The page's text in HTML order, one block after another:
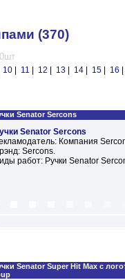
(370)
10| 11 12 13 14| 15| 16
Senator Sercons
Senator Sercons
Компания
Sercons.
работ: Ручки Senator
Senator Super Hit Max с